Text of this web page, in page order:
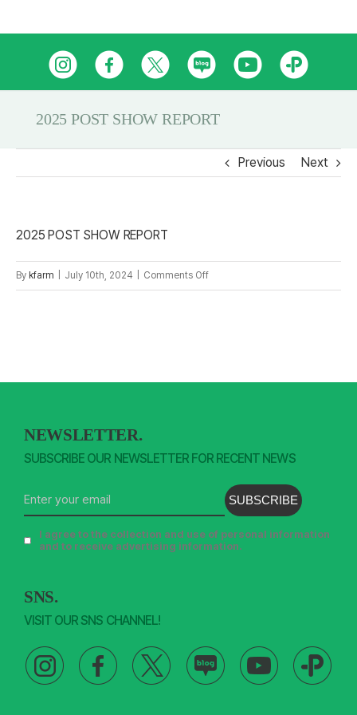
인
스
타
그
램
페
이
스
북
트
위
터
네
이
버
블
로
유
튜
카
카
톡
플
2025 POST SHOW REPORT
Previous Next
2025 POST SHOW REPORT
By kfarm July 10th, 2024 Comments Offon
NEWSLETTER.
SUBSCRIBE OUR NEWSLETTER FOR RECENT NEWS
SUBSCRIBE
I agree to the collection and use of personal information
and to receive advertising information.
SNS.
VISIT OUR SNS CHANNEL!